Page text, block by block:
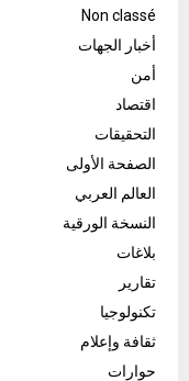
Non classé
أخبار الجهات
أمن
اقتصاد
التحقيقات
الصفحة الأولى
العالم العربي
النسخة الورقية
بلاغات
تقارير
تكنولوجيا
ثقافة وإعلام
حوارات